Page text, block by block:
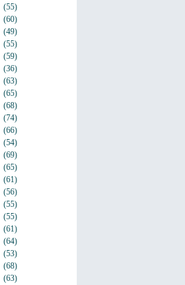
(55)
(60)
(49)
(55)
(59)
(36)
(63)
(65)
(68)
(74)
(66)
(54)
(69)
(65)
(61)
(56)
(55)
(55)
(61)
(64)
(53)
(68)
(63)